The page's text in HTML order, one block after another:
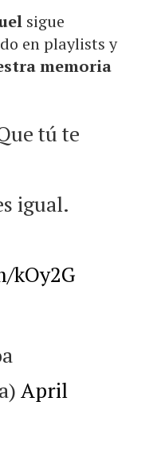
sigue
en playlists y
memoria
tú te
igual.
kOy2G
April